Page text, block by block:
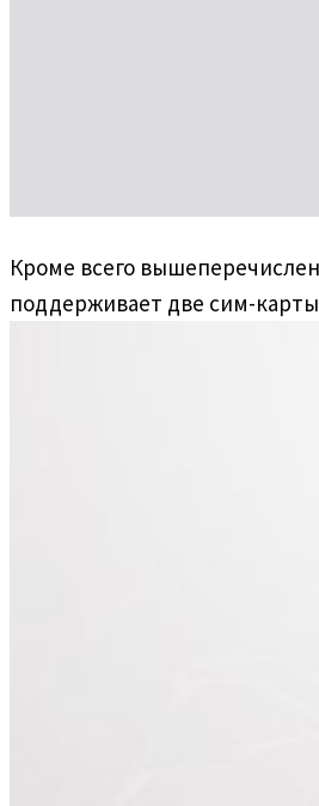
Кроме всего
поддерживает две сим-карты